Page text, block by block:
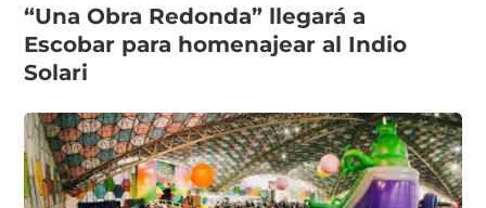
“Una Obra Redonda” llegará a
Escobar para homenajear al Indio
Solari